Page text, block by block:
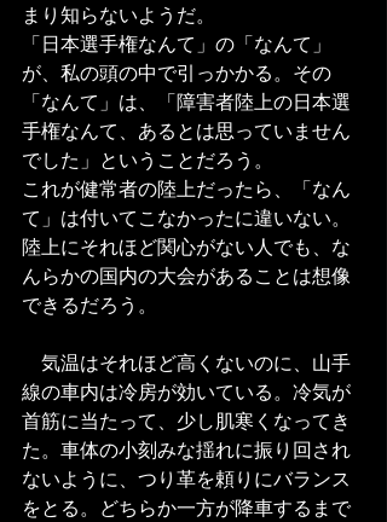
まり知らないようだ。
「日本選手権なんて」の「なんて」
が、私の頭の中で引っかかる。その
「なんて」は、「障害者陸上の日本選
手権なんて、あるとは思っていません
でした」ということだろう。
これが健常者の陸上だったら、「なん
て」は付いてこなかったに違いない。
陸上にそれほど関心がない人でも、な
んらかの国内の大会があることは想像
できるだろう。
気温はそれほど高くないのに、山手
線の車内は冷房が効いている。冷気が
首筋に当たって、少し肌寒くなってき
た。車体の小刻みな揺れに振り回され
ないように、つり革を頼りにバランス
をとる。どちらか一方が降車するまで